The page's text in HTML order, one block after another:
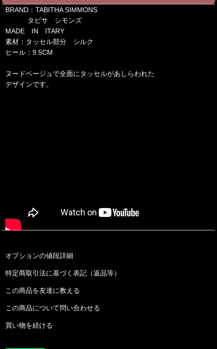
BRAND：TABITHA SIMMONS
タビサ シモンズ
MADE IN ITARY
素材：タッセル部分 シルク
ヒール：9.5CM
ヌードベージュで全面にタッセルがあしらわれた
デザインです。
オプションの値段詳細
特定商取引法に基づく表記（返品等）
この商品を友達に教える
この商品について問い合わせる
買い物を続ける